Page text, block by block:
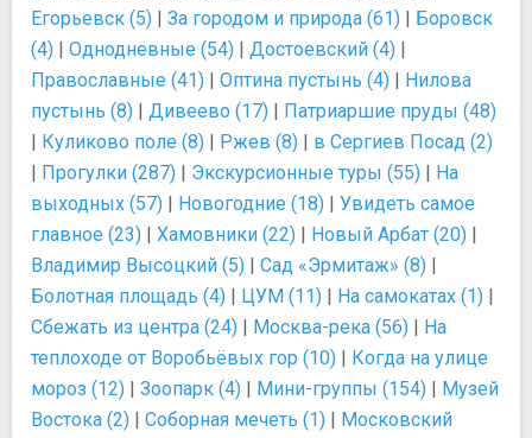
Егорьевск (5) | За городом и природа (61) | Боровск
(4) | Однодневные (54) | Достоевский (4) |
Православные (41) | Оптина пустынь (4) | Нилова
пустынь (8) | Дивеево (17) | Патриаршие пруды (48)
| Куликово поле (8) | Ржев (8) | в Сергиев Посад (2)
| Прогулки (287) | Экскурсионные туры (55) | На
выходных (57) | Новогодние (18) | Увидеть самое
главное (23) | Хамовники (22) | Новый Арбат (20) |
Владимир Высоцкий (5) | Сад «Эрмитаж» (8) |
Болотная площадь (4) | ЦУМ (11) | На самокатах (1) |
Сбежать из центра (24) | Москва-река (56) | На
теплоходе от Воробьёвых гор (10) | Когда на улице
мороз (12) | Зоопарк (4) | Мини-группы (154) | Музей
Востока (2) | Соборная мечеть (1) | Московский